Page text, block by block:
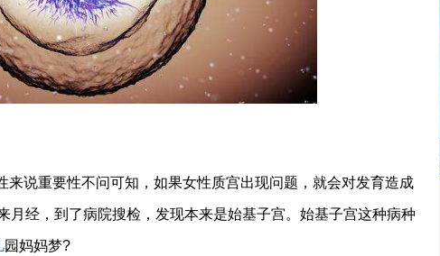
来说重要性不问可知，如果女性质宫出现问题，就会对发育造成
月经，到了病院搜检，发现本来是始基子宫。始基子宫这种病种
园妈妈梦?